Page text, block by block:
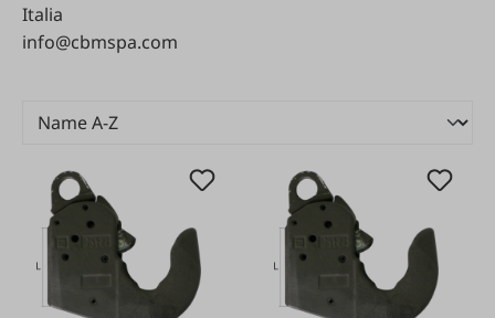
Italia
info@cbmspa.com